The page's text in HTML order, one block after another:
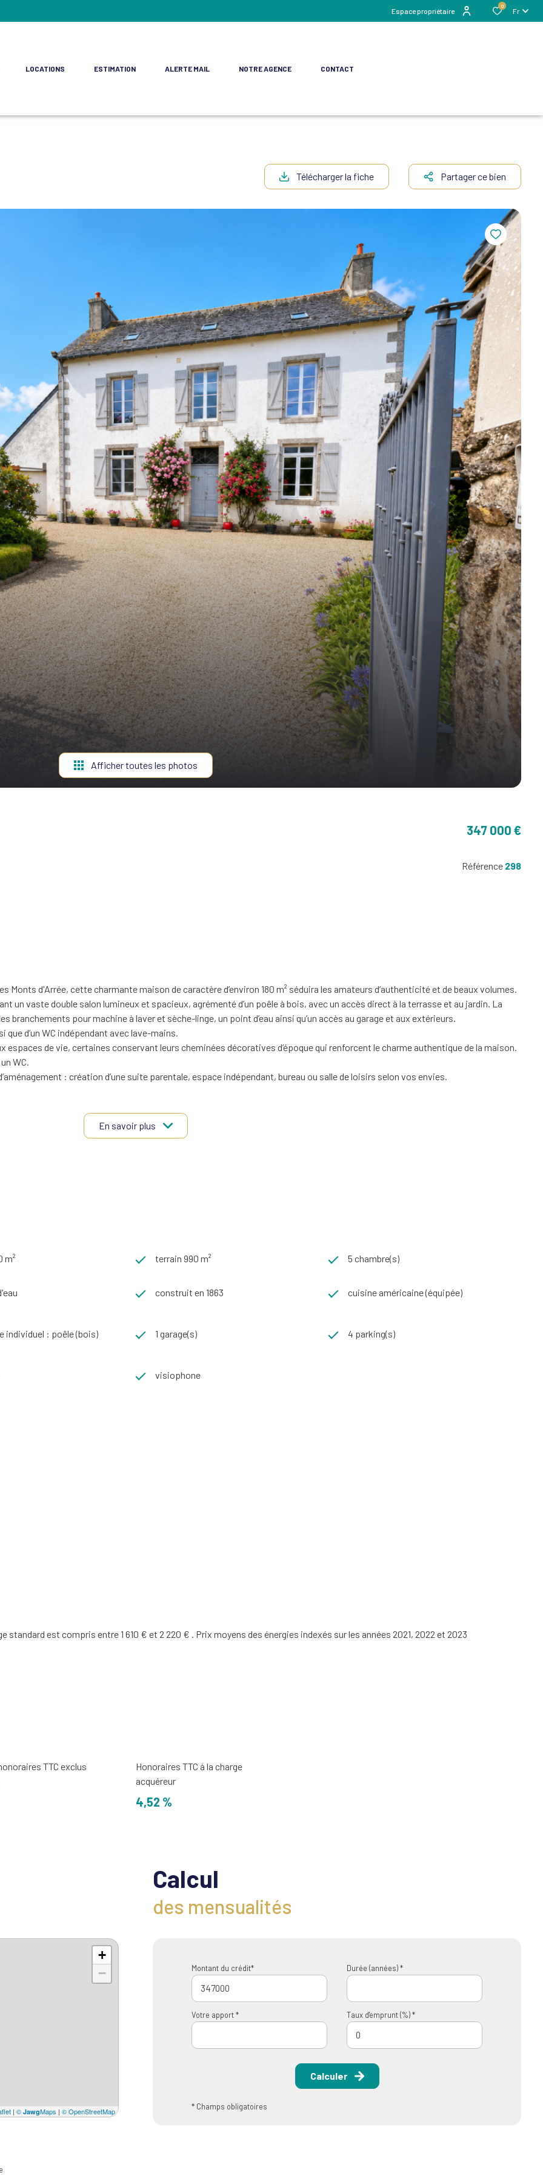
Espace propriétaire
0
Fr
LOCATIONS ESTIMATION ALERTE MAIL NOTRE AGENCE CONTACT
Télécharger la fiche Partager ce bien
Afficher toutes les photos
347 000 €
Référence 298
d'Arrée, cette charmante maison de caractère d’environ 180 m² séduira les amateurs d’authenticité et de beaux volumes.
un vaste double salon lumineux et spacieux, agrémenté d’un poêle à bois, avec un accès direct à la terrasse et au jardin. La
pour machine à laver et sèche-linge, un point d’eau ainsi qu’un accès au garage et aux extérieurs.
que d’un WC indépendant avec lave-mains.
espaces de vie, certaines conservant leurs cheminées décoratives d’époque qui renforcent le charme authentique de la maison.
WC.
: création d’une suite parentale, espace indépendant, bureau ou salle de loisirs selon vos envies.
En savoir plus
m² terrain 990 m² 5 chambre(s)
construit en 1863 cuisine américaine (équipée)
individuel : poêle (bois) 1 garage(s) 4 parking(s)
visiophone
standard est compris entre 1 610 € et 2 220 € . Prix moyens des énergies indexés sur les années 2021, 2022 et 2023
TTC exclus
Honoraires TTC à la charge
acquéreur
4,52 %
+
−
| © JawgMaps | © OpenStreetMap
Calcul
des mensualités
Montant du crédit* Durée (années) *
Votre apport * Taux d'emprunt (%) *
Calculer
* Champs obligatoires